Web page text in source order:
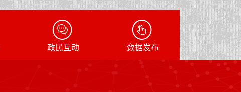
政民互动 数据发布